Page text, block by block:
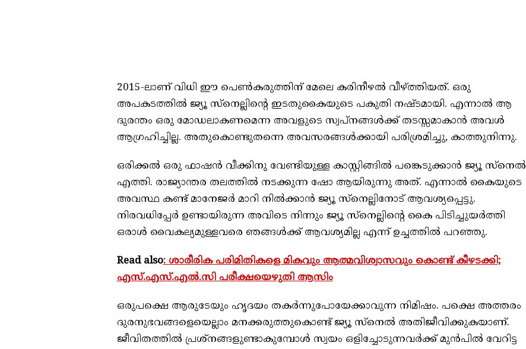
2015-ലാണ് വിധി ഈ പെണ്‍കരുത്തിന് മേലെ കരിനീഴല്‍ വീഴ്ത്തിയത്. ഒരു
അപകടത്തില്‍ ജ്യൂ സ്‌നെല്ലിന്റെ ഇടതുകൈയുടെ പകുതി നഷ്ടമായി. എന്നാല്‍ ആ
ദുരന്തം ഒരു മോഡലാകണമെന്ന അവളുടെ സ്വപ്‌നങ്ങള്‍ക്ക് തടസ്സമാകാന്‍ അവള്‍
ആഗ്രഹിച്ചില്ല. അതുകൊണ്ടുതന്നെ അവസരങ്ങള്‍ക്കായി പരിശ്രമിച്ചു, കാത്തുനിന്നു.
ഒരിക്കല്‍ ഒരു ഫാഷന്‍ വീക്കിനു വേണ്ടിയുള്ള കാസ്റ്റിങ്ങില്‍ പങ്കെടുക്കാന്‍ ജ്യൂ സ്‌നെല്‍
എത്തി. രാജ്യാന്തര തലത്തില്‍ നടക്കുന്ന ഷോ ആയിരുന്നു അത്. എന്നാല്‍ കൈയുടെ
അവസ്ഥ കണ്ട് മാനേജര്‍ മാറി നില്‍ക്കാന്‍ ജ്യൂ സ്‌നെല്ലിനോട് ആവശ്യപ്പെട്ടു.
നിരവധിപ്പേര്‍ ഉണ്ടായിരുന്ന അവിടെ നിന്നും ജ്യൂ സ്‌നെല്ലിന്റെ കൈ പിടിച്ചുയര്‍ത്തി
ഒരാള്‍ വൈകല്യമുള്ളവരെ ഞങ്ങള്‍ക്ക് ആവശ്യമില്ല എന്ന് ഉച്ചത്തില്‍ പറഞ്ഞു.
Read also: ശാരീരിക പരിമിതികളെ മികവും ആത്മവിശ്വാസവും കൊണ്ട് കീഴടക്കി;
എസ്.എസ്.എൽ.സി പരീക്ഷയെഴുതി ആസിം
ഒരുപക്ഷെ ആരുടേയും ഹൃദയം തകര്‍ന്നുപോയേക്കാവുന്ന നിമിഷം. പക്ഷെ അത്തരം
ദുരനുഭവങ്ങളെയെല്ലാം മനക്കരുത്തുകൊണ്ട് ജ്യൂ സ്‌നെല്‍ അതിജീവിക്കുകയാണ്.
ജീവിതത്തില്‍ പ്രശ്‌നങ്ങളുണ്ടാകുമ്പോള്‍ സ്വയം ഒളിച്ചോടുന്നവര്‍ക്ക് മുന്‍പില്‍ വേറിട്ട